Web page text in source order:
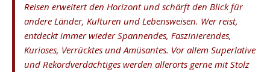
Reisen erweitert den Horizont und schärft den Blick für
andere Länder, Kulturen und Lebensweisen. Wer reist,
entdeckt immer wieder Spannendes, Faszinierendes,
Kurioses, Verrücktes und Amüsantes. Vor allem Superlative
und Rekordverdächtiges werden allerorts gerne mit Stolz